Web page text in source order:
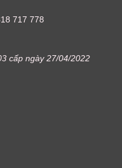
717 778
cấp ngày 27/04/2022